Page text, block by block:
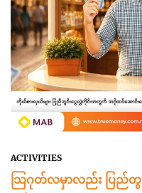
ACTIVITIES
သြဂုတ်လမှာလည်း ပြည်တွ